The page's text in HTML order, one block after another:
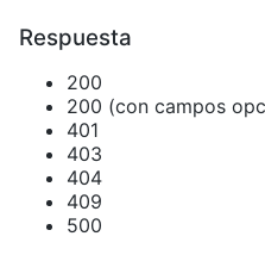
Respuesta
200
200 (con campos
401
403
404
409
500